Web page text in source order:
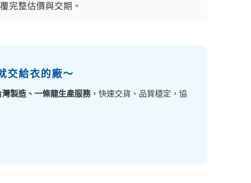
完整估價與交期。
交給衣的廠～
灣製造、一條龍生產服務，快速交貨、品質穩定，協